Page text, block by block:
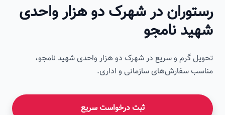
در شهرک دو هزار واحدی
نامجو
گرم و سریع در شهرک دو هزار واحدی شهید نامجو،
سفارش‌های سازمانی و اداری.
ثبت درخواست سریع
تصویر این صفحه به زودی اضافه می‌شود